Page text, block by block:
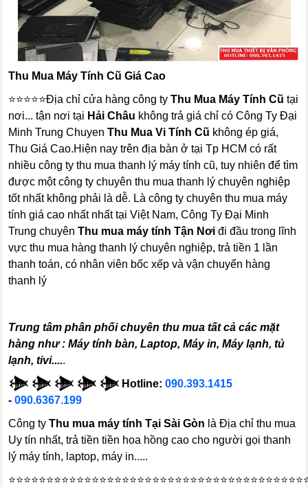
Thu Mua Máy Tính Cũ Giá Cao
⭐⭐⭐⭐⭐Địa chỉ cửa hàng công tyThu Mua Máy Tính Cũtại
nơi... tận nơi tại Hải Châu không trả giá chỉ có Công Ty Đại
Minh Trung ChuyenThu Mua Vi Tính Cũ không ép giá,
Thu Giá Cao.Hiện nay trên địa bàn ở tại Tp HCM có rất
nhiều công ty thu mua thanh lý máy tính cũ, tuy nhiên để tìm
được một công ty chuyên thu mua thanh lý chuyên nghiệp
tốt nhất không phải là dễ. Là công ty chuyên thu mua máy
tính giá cao nhất nhất tại Việt Nam, Công Ty Đại Minh
Trung chuyênThu mua máy tính Tận Nơi đi đầu trong lĩnh
vực thu mua hàng thanh lý chuyên nghiệp, trả tiền 1 lần
thanh toán, có nhân viên bốc xếp và vận chuyển hàng
thanh lý
Trung tâm phân phối chuyên thu mua tất cả các mặt
hàng như : Máy tính bàn, Laptop, Máy in, Máy lạnh, tủ
lạnh, tivi.....
𒋨 𒋨 𒋨 𒋨 𒋨 Hotline: 090.393.1415
-090.6367.199
Công tyThu mua máy tính Tại Sài Gòn là Địa chỉ thu mua
Uy tín nhất, trả tiền tiền hoa hồng cao cho người gọi thanh
lý máy tính, laptop, máy in.....